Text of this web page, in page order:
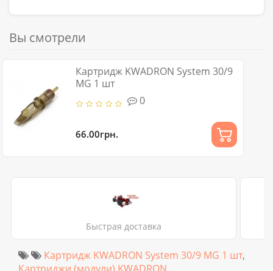
Вы смотрели
Картридж KWADRON System 30/9
MG 1 шт
0
66.00грн.
Быстрая доставка
Картридж KWADRON System 30/9 MG 1 шт,